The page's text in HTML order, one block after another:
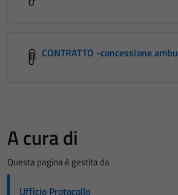
CONTRATTO -concessione
A cura di
Questa pagina è gestita da
Ufficio Protocollo